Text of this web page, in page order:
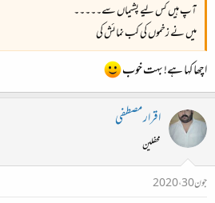
آپ ہیں کس لیے پشیماں سے۔۔۔۔۔
میں نے زخموں کی کب نمائش کی
اچھا کہا ہے! بہت خوب
اقرار مصطفی
محفلین
جون 30، 2020